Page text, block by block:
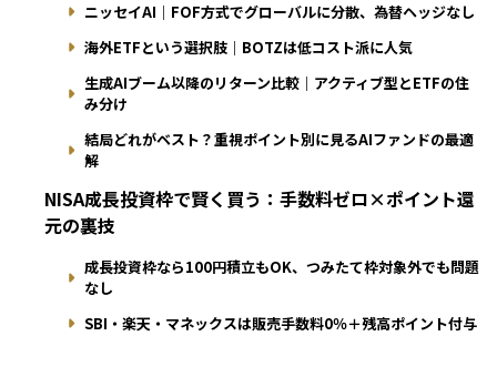
ニッセイAI｜FOF方式でグローバルに分散、為替ヘッジなし
海外ETFという選択肢｜BOTZは低コスト派に人気
生成AIブーム以降のリターン比較｜アクティブ型とETFの住
み分け
結局どれがベスト？重視ポイント別に見るAIファンドの最適
解
NISA成長投資枠で賢く買う：手数料ゼロ×ポイント還
元の裏技
成長投資枠なら100円積立もOK、つみたて枠対象外でも問題
なし
SBI・楽天・マネックスは販売手数料0％＋残高ポイント付与